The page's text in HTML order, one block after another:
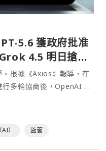
5.6 獲政府批准
4.5 明日搶先
根據《Axios》報導，在
多輪協商後，OpenAI 已
准，⋯
） 監管